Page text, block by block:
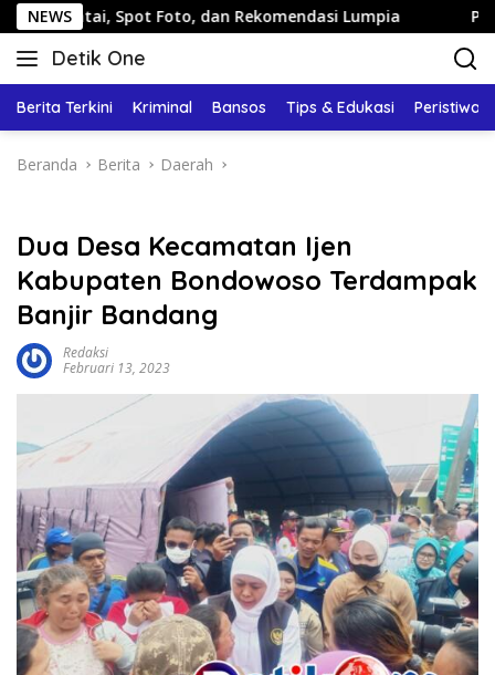
Langsung
ke
konten
NEWS
Foto, dan Rekomendasi Lumpia Panduan Wisata
Detik One
Tajam
Fakta
Berita Terkini Kriminal Bansos Tips & Edukasi Peristiwa
Beranda Berita Daerah
Dua Desa Kecamatan Ijen
Kabupaten Bondowoso Terdampak
Banjir Bandang
Redaksi
Februari 13, 2023